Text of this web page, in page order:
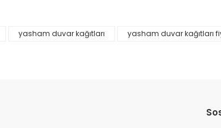
yasham duvar kağıtları yasham duvar kağıtları